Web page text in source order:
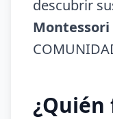
descubrir
Montessori